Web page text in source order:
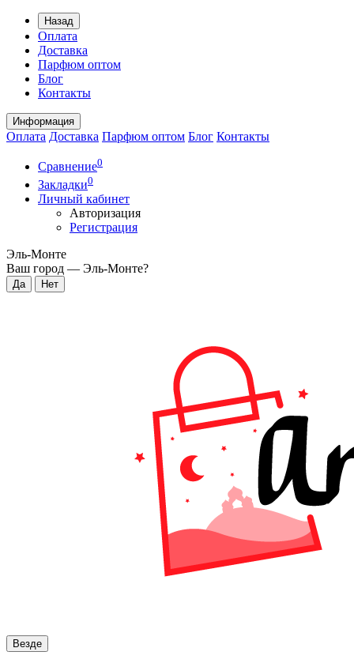
Назад
Оплата
Доставка
Парфюм оптом
Блог
Контакты
Информация
Оплата Доставка Парфюм оптом Блог Контакты
Сравнение0
Закладки0
Личный кабинет
Авторизация
Регистрация
Эль-Монте
Ваш город — Эль-Монте?
Везде